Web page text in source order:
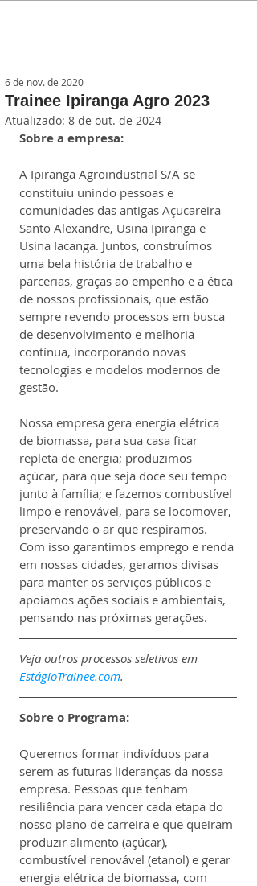
Trainee Ipiranga Agro 2023
6 de nov. de 2020
Atualizado: 8 de out. de 2024
Sobre a empresa:
A Ipiranga Agroindustrial S/A se
constituiu unindo pessoas e
comunidades das antigas Açucareira
Santo Alexandre, Usina Ipiranga e
Usina Iacanga. Juntos, construímos
uma bela história de trabalho e
parcerias, graças ao empenho e a ética
de nossos profissionais, que estão
sempre revendo processos em busca
de desenvolvimento e melhoria
contínua, incorporando novas
tecnologias e modelos modernos de
gestão.
Nossa empresa gera energia elétrica
de biomassa, para sua casa ficar
repleta de energia; produzimos
açúcar, para que seja doce seu tempo
junto à família; e fazemos combustível
limpo e renovável, para se locomover,
preservando o ar que respiramos.
Com isso garantimos emprego e renda
em nossas cidades, geramos divisas
para manter os serviços públicos e
apoiamos ações sociais e ambientais,
pensando nas próximas gerações.
Veja outros processos seletivos em
EstágioTrainee.com.
Sobre o Programa:
Queremos formar indivíduos para
serem as futuras lideranças da nossa
empresa. Pessoas que tenham
resiliência para vencer cada etapa do
nosso plano de carreira e que queiram
produzir alimento (açúcar),
combustível renovável (etanol) e gerar
energia elétrica de biomassa, com